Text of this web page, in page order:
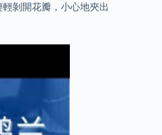
剝開花瓣，小心地夾出